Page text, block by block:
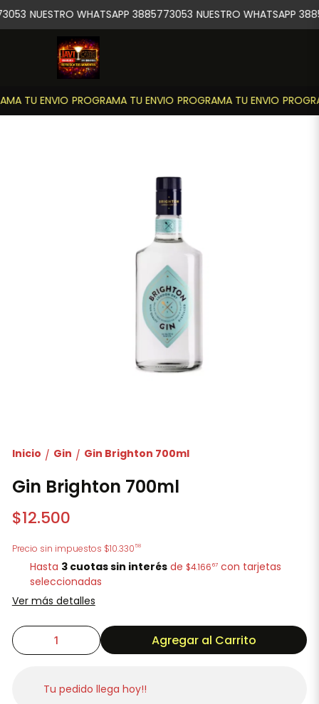
TU ENVIO PROGRAMA TU ENVIO PROGRAMA TU ENVIO
NUESTRO WHATSAPP 3885773053 NUESTRO WHATSAPP
Inicio / Gin / Gin Brighton 700ml
Gin Brighton 700ml
$12.500
Precio sin impuestos $10.33058
Hasta 3 cuotas sin interés de $4.16667 con tarjetas
seleccionadas
Ver más detalles
Agregar al Carrito
Tu pedido llega hoy!!